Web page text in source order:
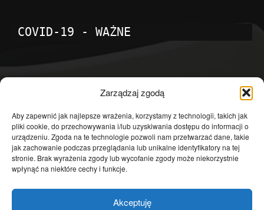
Zarządzaj zgodą
Aby zapewnić jak najlepsze wrażenia, korzystamy z technologii, takich jak
pliki cookie, do przechowywania i/lub uzyskiwania dostępu do informacji o
urządzeniu. Zgoda na te technologie pozwoli nam przetwarzać dane, takie
jak zachowanie podczas przeglądania lub unikalne identyfikatory na tej
stronie. Brak wyrażenia zgody lub wycofanie zgody może niekorzystnie
wpłynąć na niektóre cechy i funkcje.
Akceptuję
COVID-19 - WAŻNE
Temat dnia
4601
Publicystyka
4363
Polityka
3639
Polska
Społeczeństwo
2823